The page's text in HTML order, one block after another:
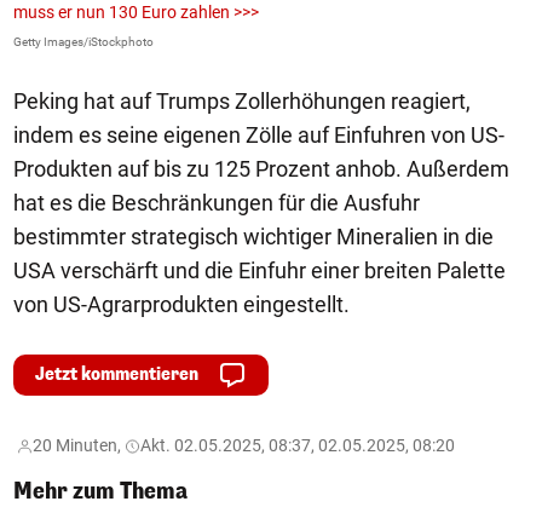
muss er nun 130 Euro zahlen >>>
Getty Images/iStockphoto
Peking hat auf Trumps Zollerhöhungen reagiert,
indem es seine eigenen Zölle auf Einfuhren von US-
Produkten auf bis zu 125 Prozent anhob. Außerdem
hat es die Beschränkungen für die Ausfuhr
bestimmter strategisch wichtiger Mineralien in die
USA verschärft und die Einfuhr einer breiten Palette
von US-Agrarprodukten eingestellt.
Jetzt kommentieren
20 Minuten, Akt. 02.05.2025, 08:37, 02.05.2025, 08:20
Mehr zum Thema